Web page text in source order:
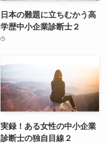
日本の難題に立ちむかう高
学歴中小企業診断士２
実録！ある女性の中小企業
診断士の独自目線２